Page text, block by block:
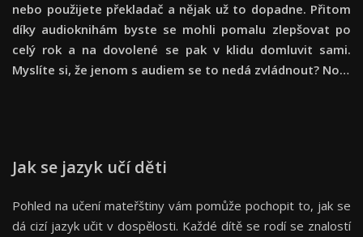
nebo použijete překladač a nějak už to dopadne. Přitom
díky audioknihám byste se mohli pomalu zlepšovat po
celý rok a na dovolené se pak v klidu domluvit sami.
Myslíte si, že jenom s audiem se to nedá zvládnout? No…
Jak se jazyk učí děti
Pohled na učení mateřštiny vám pomůže pochopit to, jak se
dá cizí jazyk učit v dospělosti. Každé dítě se rodí se znalostí